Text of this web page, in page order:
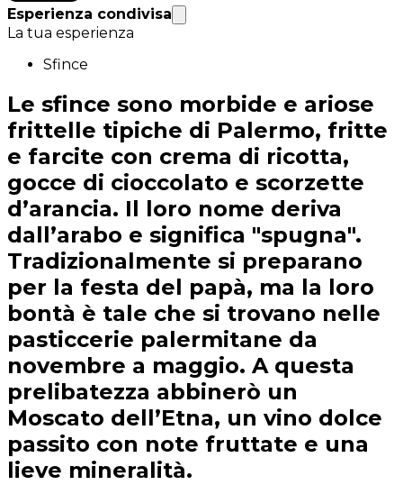
Esperienza condivisa
La tua esperienza
Sfince
Le sfince sono morbide e ariose
frittelle tipiche di Palermo, fritte
e farcite con crema di ricotta,
gocce di cioccolato e scorzette
d’arancia. Il loro nome deriva
dall’arabo e significa "spugna".
Tradizionalmente si preparano
per la festa del papà, ma la loro
bontà è tale che si trovano nelle
pasticcerie palermitane da
novembre a maggio. A questa
prelibatezza abbinerò un
Moscato dell’Etna, un vino dolce
passito con note fruttate e una
lieve mineralità.